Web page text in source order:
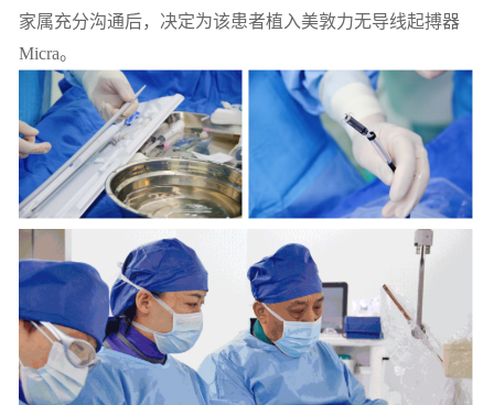
家属充分沟通后，决定为该患者植入美敦力无导线起搏器
Micra。